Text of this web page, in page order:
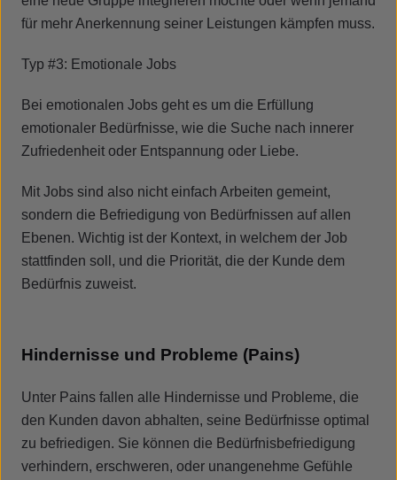
für mehr Anerkennung seiner Leistungen kämpfen muss.
Typ #3: Emotionale Jobs
Bei emotionalen Jobs geht es um die Erfüllung
emotionaler Bedürfnisse, wie die Suche nach innerer
Zufriedenheit oder Entspannung oder Liebe.
Mit Jobs sind also nicht einfach Arbeiten gemeint,
sondern die Befriedigung von Bedürfnissen auf allen
Ebenen. Wichtig ist der Kontext, in welchem der Job
stattfinden soll, und die Priorität, die der Kunde dem
Bedürfnis zuweist.
Hindernisse und Probleme (Pains)
Unter Pains fallen alle Hindernisse und Probleme, die
den Kunden davon abhalten, seine Bedürfnisse optimal
zu befriedigen. Sie können die Bedürfnisbefriedigung
verhindern, erschweren, oder unangenehme Gefühle